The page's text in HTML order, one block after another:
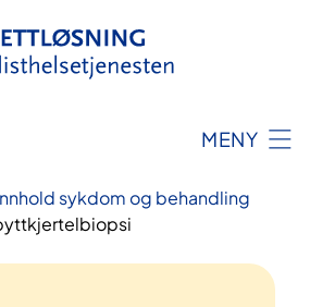
MENY
sykdom og behandling